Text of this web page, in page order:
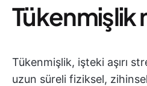
Tükenmişlik
Tükenmişlik, işteki aşırı
uzun süreli fiziksel,